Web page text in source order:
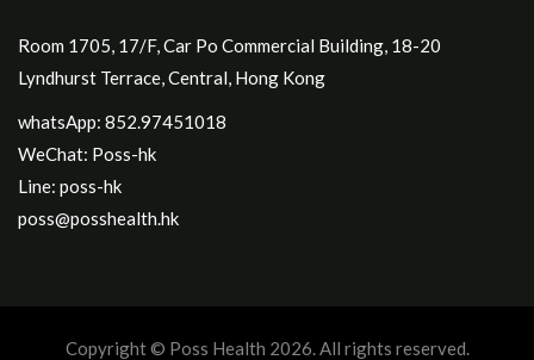
Room 1705, 17/F, Car Po Commercial Building, 18-20
Lyndhurst Terrace, Central, Hong Kong
whatsApp: 852.97451018
WeChat: Poss-hk
Line: poss-hk
poss@posshealth.hk
Copyright © Poss Health 2026. All rights reserved.